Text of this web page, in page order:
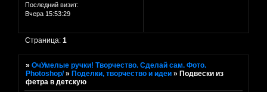
Последний визит:
Вчера 15:53:29
Страница:1
»ОчУмелые ручки! Творчество. Сделай сам. Фото.
Photoshop/ »Поделки, творчество и идеи »Подвески из
фетра в детскую